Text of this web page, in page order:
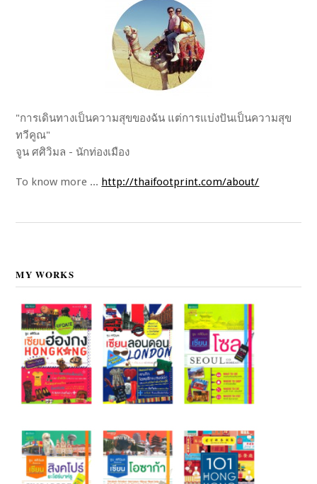
"การเดินทางเป็นความสุขของฉัน แต่การแบ่งปันเป็นความสุข
ทวีคูณ"
จูน ศศิวิมล - นักท่องเมือง
To know more ... http://thaifootprint.com/about/
MY WORKS